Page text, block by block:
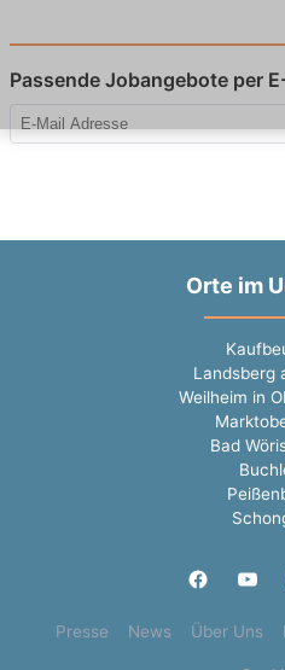
Passende Jobangebote per
Orte im
Landsberg
Weilheim in
Bad
Presse News Über Uns